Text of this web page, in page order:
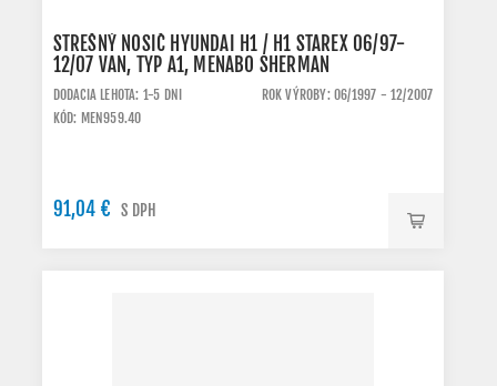
STREŠNÝ NOSIČ HYUNDAI H1 / H1 STAREX 06/97-
12/07 VAN, TYP A1, MENABO SHERMAN
DODACIA LEHOTA: 1-5 DNI
ROK VÝROBY: 06/1997 - 12/2007
KÓD: MEN959.40
91,04 € S DPH